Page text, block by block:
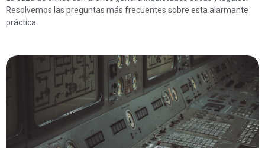
Resolvemos las preguntas más frecuentes sobre esta alarmante
práctica.